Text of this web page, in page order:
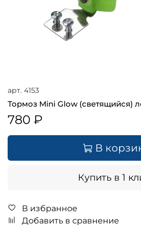
арт. 4153
Тормоз Mini Glow (светящийся)
780 ₽
В
Купить в 1
В избранное
Добавить в сравнение